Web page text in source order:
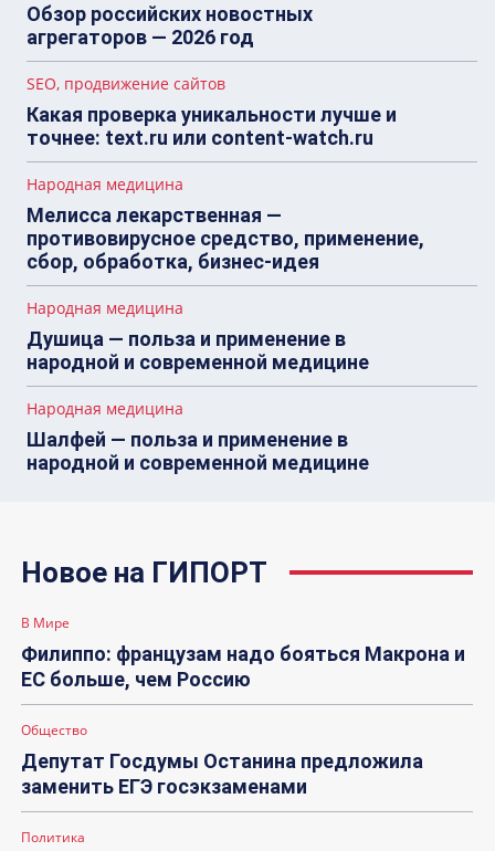
Обзор российских новостных
агрегаторов — 2026 год
SEO, продвижение сайтов
Какая проверка уникальности лучше и
точнее: text.ru или content-watch.ru
Народная медицина
Мелисса лекарственная —
противовирусное средство, применение,
сбор, обработка, бизнес-идея
Народная медицина
Душица — польза и применение в
народной и современной медицине
Народная медицина
Шалфей — польза и применение в
народной и современной медицине
Новое на ГИПОРТ
В Мире
Филиппо: французам надо бояться Макрона и
ЕС больше, чем Россию
Общество
Депутат Госдумы Останина предложила
заменить ЕГЭ госэкзаменами
Политика